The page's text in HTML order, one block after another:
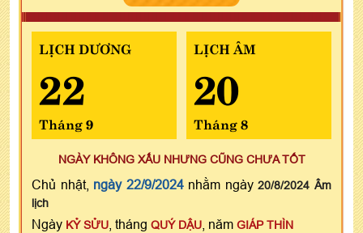
LỊCH DƯƠNG
22
Tháng 9
LỊCH ÂM
20
Tháng 8
NGÀY KHÔNG XẤU NHƯNG CŨNG CHƯA TỐT
Chủ nhật, ngày 22/9/2024nhằm ngày20/8/2024 Âm
lịch
Ngày KỶ SỬU , tháng QUÝ DẬU , năm GIÁP THÌN